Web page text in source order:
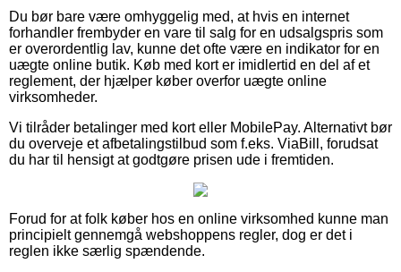
Du bør bare være omhyggelig med, at hvis en internet
forhandler frembyder en vare til salg for en udsalgspris som
er overordentlig lav, kunne det ofte være en indikator for en
uægte online butik. Køb med kort er imidlertid en del af et
reglement, der hjælper køber overfor uægte online
virksomheder.
Vi tilråder betalinger med kort eller MobilePay. Alternativt bør
du overveje et afbetalingstilbud som f.eks. ViaBill, forudsat
du har til hensigt at godtgøre prisen ude i fremtiden.
Forud for at folk køber hos en online virksomhed kunne man
principielt gennemgå webshoppens regler, dog er det i
reglen ikke særlig spændende.